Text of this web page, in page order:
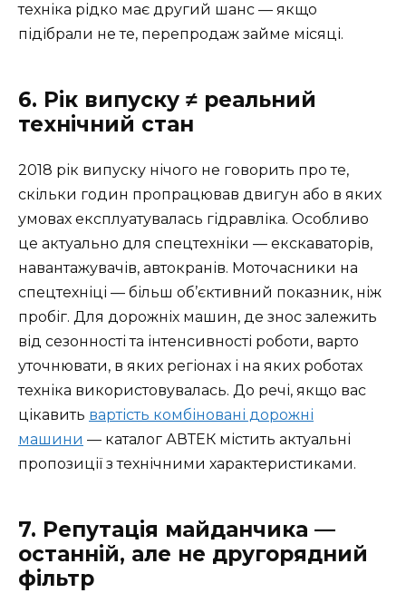
техніка рідко має другий шанс — якщо
підібрали не те, перепродаж займе місяці.
6. Рік випуску ≠ реальний
технічний стан
2018 рік випуску нічого не говорить про те,
скільки годин пропрацював двигун або в яких
умовах експлуатувалась гідравліка. Особливо
це актуально для спецтехніки — екскаваторів,
навантажувачів, автокранів. Моточасники на
спецтехніці — більш об’єктивний показник, ніж
пробіг. Для дорожніх машин, де знос залежить
від сезонності та інтенсивності роботи, варто
уточнювати, в яких регіонах і на яких роботах
техніка використовувалась. До речі, якщо вас
цікавить вартість комбіновані дорожні
машини — каталог АВТЕК містить актуальні
пропозиції з технічними характеристиками.
7. Репутація майданчика —
останній, але не другорядний
фільтр